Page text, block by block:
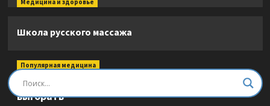
Медицина и здоровье
Школа русского массажа
Популярная медицина
Быть врачом. Как помогать, развиваться и не
выгорать